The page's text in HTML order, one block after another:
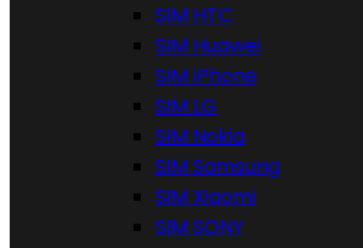
SIM HTC
SIM Huawei
SIM iPhone
SIM LG
SIM Nokia
SIM Samsung
SIM Xiaomi
SIM SONY